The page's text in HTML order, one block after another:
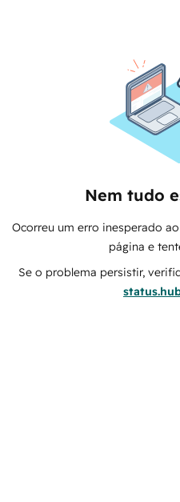
Nem tudo
Ocorreu um erro inesperado
página e
Se o problema persistir,